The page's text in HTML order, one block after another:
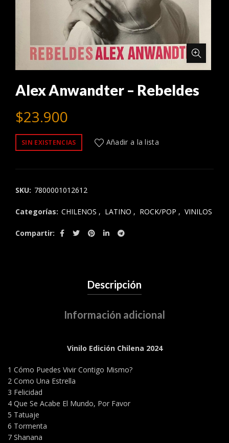
Alex Anwandter – Rebeldes
$23.900
SIN EXISTENCIAS Añadir a la lista
SKU: 7800001012612
Categorías: CHILENOS , LATINO , ROCK/POP , VINILOS
Compartir
Descripción
Información adicional
Vinilo Edición Chilena 2024
1 Cómo Puedes Vivir Contigo Mismo?
2 Como Una Estrella
3 Felicidad
4 Que Se Acabe El Mundo, Por Favor
5 Tatuaje
6 Tormenta
7 Shanana